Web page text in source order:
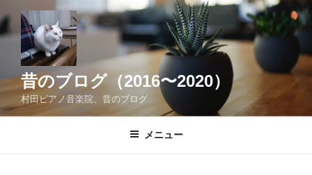
ン
テ
へ
ス
昔のブログ（2016〜2020）
村田ピアノ音楽院、昔のブログ
メニュー